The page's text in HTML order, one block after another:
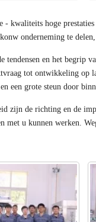
- kwaliteits hoge
onderneming te
tendensen en het begrip
tot ontwikkeling op
een grote steun door
zijn de richting en de
met u kunnen werken.